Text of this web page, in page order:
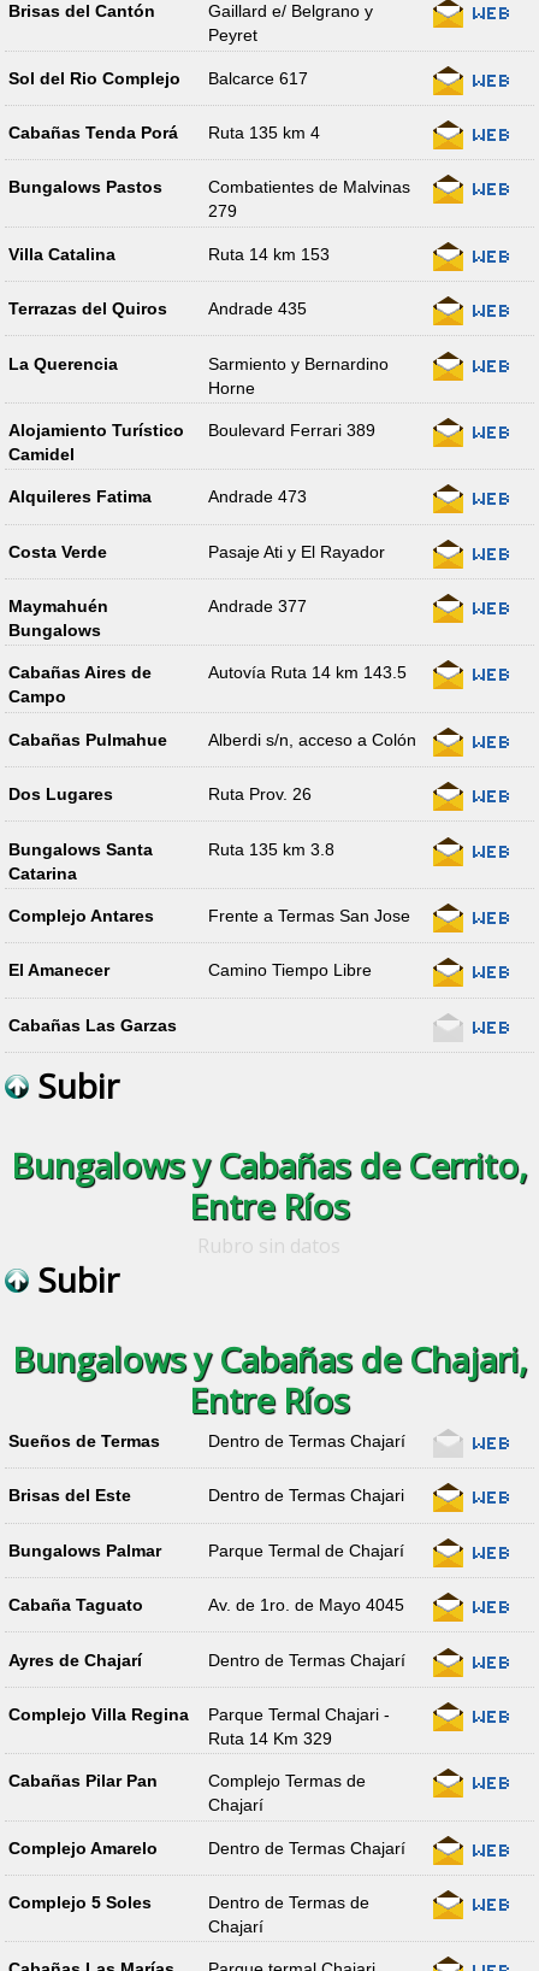
Brisas del Cantón
Gaillard e/ Belgrano y
Peyret
Sol del Rio Complejo Balcarce 617
Cabañas Tenda Porá Ruta 135 km 4
Bungalows Pastos
Combatientes de Malvinas
279
Villa Catalina Ruta 14 km 153
Terrazas del Quiros Andrade 435
La Querencia
Sarmiento y Bernardino
Horne
Alojamiento Turístico
Camidel
Boulevard Ferrari 389
Alquileres Fatima Andrade 473
Costa Verde Pasaje Ati y El Rayador
Maymahuén
Bungalows
Andrade 377
Cabañas Aires de
Campo
Autovía Ruta 14 km 143.5
Cabañas Pulmahue Alberdi s/n, acceso a Colón
Dos Lugares Ruta Prov. 26
Bungalows Santa
Catarina
Ruta 135 km 3.8
Complejo Antares Frente a Termas San Jose
El Amanecer Camino Tiempo Libre
Cabañas Las Garzas
Subir
Bungalows y Cabañas de Cerrito,
Entre Ríos
Rubro sin datos
Subir
Bungalows y Cabañas de Chajari,
Entre Ríos
Sueños de Termas Dentro de Termas Chajarí
Brisas del Este Dentro de Termas Chajari
Bungalows Palmar Parque Termal de Chajarí
Cabaña Taguato Av. de 1ro. de Mayo 4045
Ayres de Chajarí Dentro de Termas Chajarí
Complejo Villa Regina
Parque Termal Chajari -
Ruta 14 Km 329
Cabañas Pilar Pan
Complejo Termas de
Chajarí
Complejo Amarelo Dentro de Termas Chajarí
Complejo 5 Soles
Dentro de Termas de
Chajarí